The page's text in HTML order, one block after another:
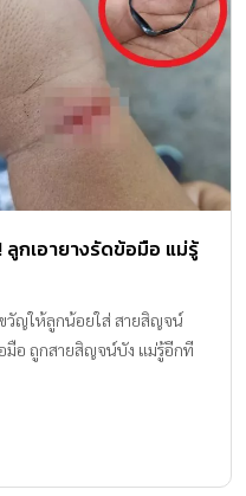
กเอายางรัดข้อมือ แม่รู้
วัญให้ลูกน้อยใส่ สายสิญจน์
มือ ถูกสายสิญจน์บัง แม่รู้อีกที